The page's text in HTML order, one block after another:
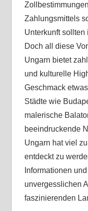
Zahlungsmittels
Unterkunft sollten
Doch all diese
Ungarn bietet
und kulturelle
Geschmack
Städte wie
malerische
beeindruckende
Ungarn hat viel
entdeckt zu
Informationen
unvergesslichen
faszinierenden